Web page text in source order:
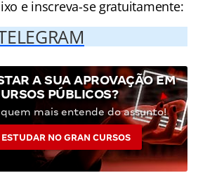
e inscreva-se gratuitamente:
A SUA APROVAÇÃO EM
PÚBLICOS?
mais entende do assunto!
NO GRAN CURSOS